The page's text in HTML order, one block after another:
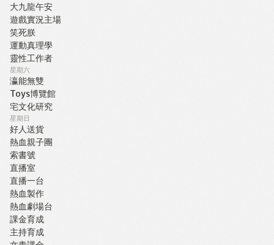
大九龍午安
遊戲實況主場
笑死朕
運動真理學
靈性工作者
星期六
瀛能無雙
Toys博覽館
宅文化研究
星期日
好人送貨
熱血親子團
索書號
直播室
直播一台
熱血製作
熱血劇場台
課金育成
主持育成